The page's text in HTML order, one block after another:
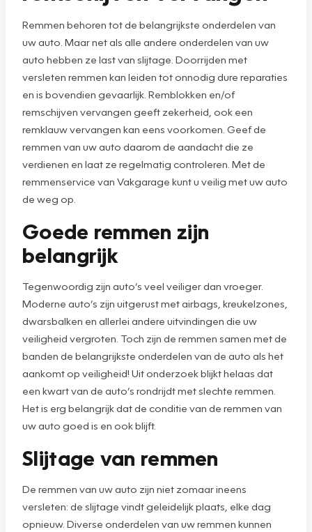
Remmen behoren tot de belangrijkste onderdelen van
uw auto. Maar net als alle andere onderdelen van uw
auto hebben ze last van slijtage. Doorrijden met
versleten remmen kan leiden tot onnodig dure reparaties
en is bovendien gevaarlijk. Remblokken en/of
remschijven vervangen geeft zekerheid, ook een
remklauw vervangen kan eens voorkomen. Geef de
remmen van uw auto daarom de aandacht die ze
verdienen en laat ze regelmatig controleren. Met de
remmenservice van Vakgarage kunt u veilig met uw auto
de weg op.
Goede remmen zijn
belangrijk
Tegenwoordig zijn auto’s veel veiliger dan vroeger.
Moderne auto’s zijn uitgerust met airbags, kreukelzones,
dwarsbalken en allerlei andere uitvindingen die uw
veiligheid vergroten. Toch zijn de remmen samen met de
banden de belangrijkste onderdelen van de auto als het
aankomt op veiligheid! Uit onderzoek blijkt helaas dat
een kwart van de auto’s rondrijdt met slechte remmen.
Het is erg belangrijk dat de conditie van de remmen van
uw auto goed is en ook blijft.
Slijtage van remmen
De remmen van uw auto zijn niet zomaar ineens
versleten: de slijtage vindt geleidelijk plaats, elke dag
opnieuw. Diverse onderdelen van uw remmen kunnen